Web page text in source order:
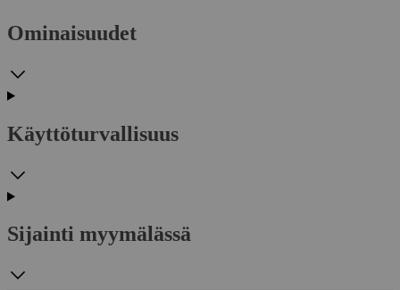
Ominaisuudet
Käyttöturvallisuus
Sijainti myymälässä